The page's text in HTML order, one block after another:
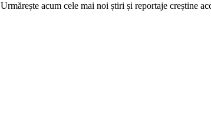
Urmărește acum cele mai noi știri și reportaje creștine